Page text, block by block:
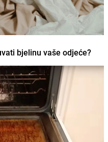
bjelinu vaše odjeće?